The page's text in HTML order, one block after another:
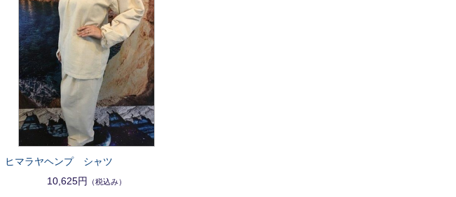
ヒマラヤヘンプ シャツ
10,625円
（税込み）